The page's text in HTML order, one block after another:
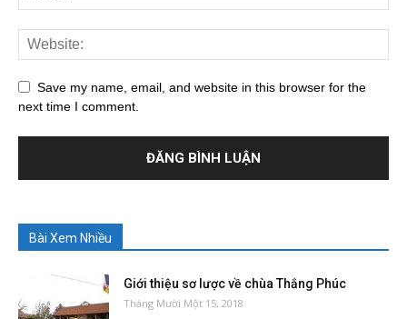
Save my name, email, and website in this browser for the
next time I comment.
Bài Xem Nhiều
Giới thiệu sơ lược về chùa Thắng Phúc
Tháng Mười Một 15, 2018